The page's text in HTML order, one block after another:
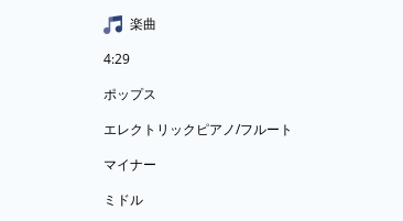
楽曲
4:29
ポップス
エレクトリックピアノ/フルート
マイナー
ミドル